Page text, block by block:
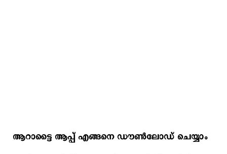
ആറാട്ടൈ ആപ്പ് എങ്ങനെ ഡൗൺലോഡ് ചെയ്യാം